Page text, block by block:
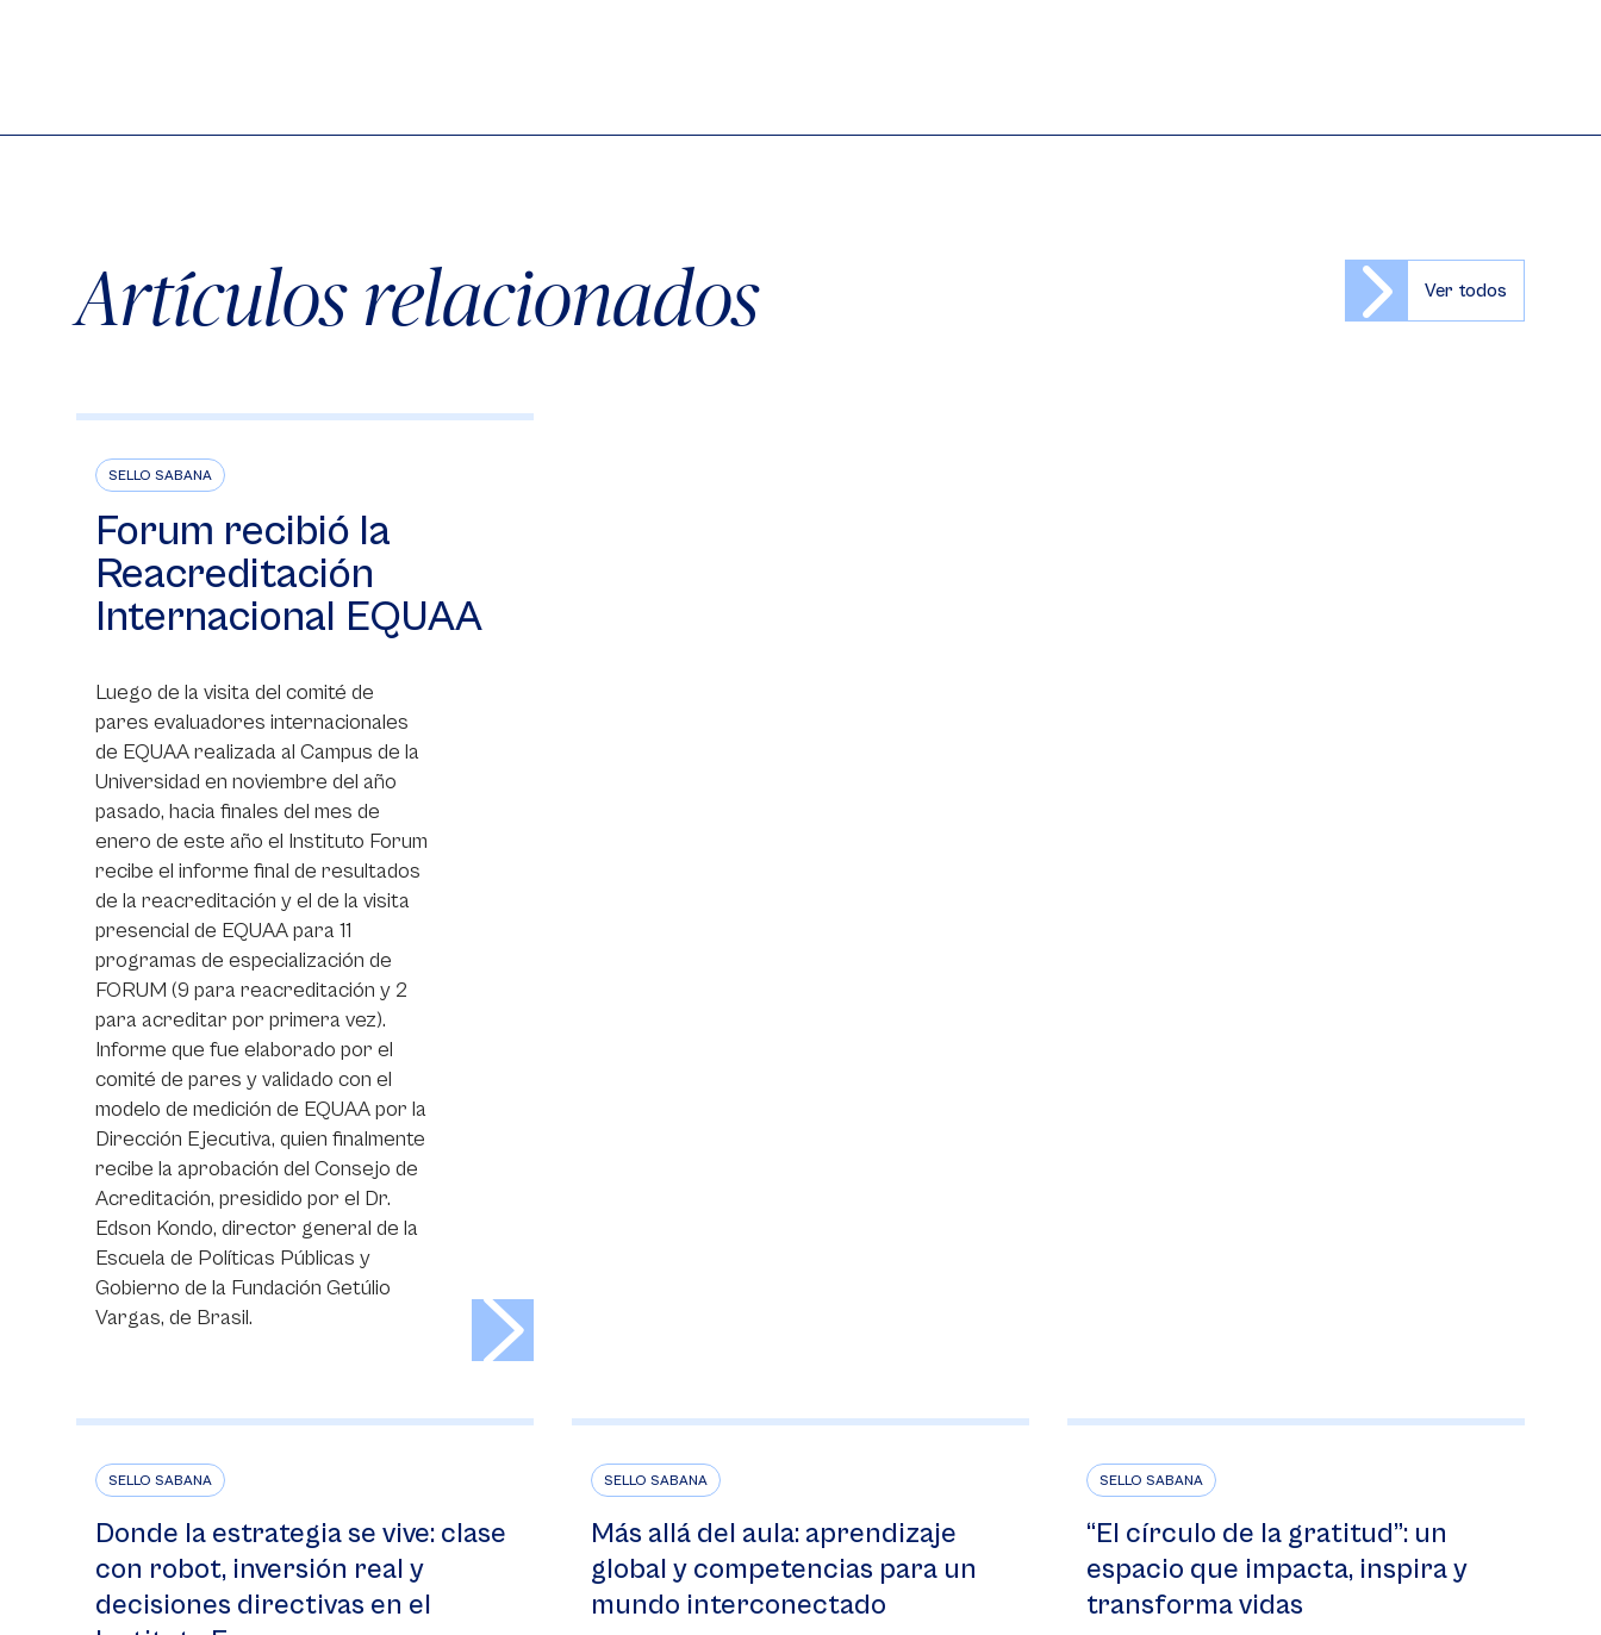
Artículos relacionados Ver todos
SELLO SABANA
Forum recibió la
Reacreditación
Internacional EQUAA
Luego de la visita del comité de
pares evaluadores internacionales
de EQUAA realizada al Campus de la
Universidad en noviembre del año
pasado, hacia finales del mes de
enero de este año el Instituto Forum
recibe el informe final de resultados
de la reacreditación y el de la visita
presencial de EQUAA para 11
programas de especialización de
FORUM (9 para reacreditación y 2
para acreditar por primera vez).
Informe que fue elaborado por el
comité de pares y validado con el
modelo de medición de EQUAA por la
Dirección Ejecutiva, quien finalmente
recibe la aprobación del Consejo de
Acreditación, presidido por el Dr.
Edson Kondo, director general de la
Escuela de Políticas Públicas y
Gobierno de la Fundación Getúlio
Vargas, de Brasil.
SELLO SABANA
Donde la estrategia se vive: clase
con robot, inversión real y
decisiones directivas en el
SELLO SABANA
Más allá del aula: aprendizaje
global y competencias para un
mundo interconectado
SELLO SABANA
“El círculo de la gratitud”: un
espacio que impacta, inspira y
transforma vidas